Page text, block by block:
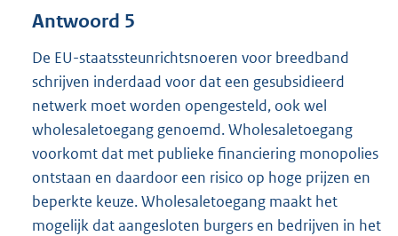
Antwoord 5
De EU-staatssteunrichtsnoeren voor breedband
schrijven inderdaad voor dat een gesubsidieerd
netwerk moet worden opengesteld, ook wel
wholesaletoegang genoemd. Wholesaletoegang
voorkomt dat met publieke financiering monopolies
ontstaan en daardoor een risico op hoge prijzen en
beperkte keuze. Wholesaletoegang maakt het
mogelijk dat aangesloten burgers en bedrijven in het